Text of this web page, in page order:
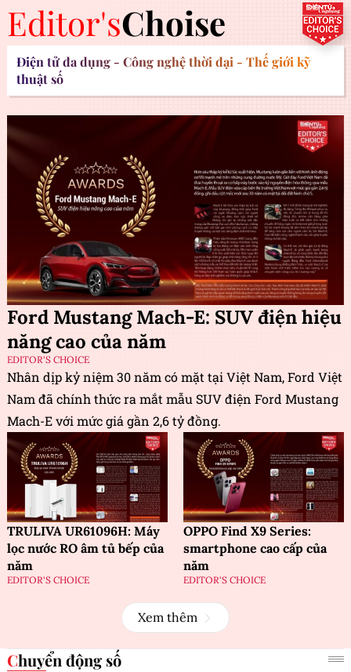
Editor'sChoise
Điện tử đa dụng - Công nghệ thời đại - Thế giới kỹ
thuật số
Ford Mustang Mach-E: SUV điện hiệu
năng cao của năm
EDITOR'S CHOICE
Nhân dịp kỷ niệm 30 năm có mặt tại Việt Nam, Ford Việt
Nam đã chính thức ra mắt mẫu SUV điện Ford Mustang
Mach-E với mức giá gần 2,6 tỷ đồng.
TRULIVA UR61096H: Máy
lọc nước RO âm tủ bếp của
năm
EDITOR'S CHOICE
OPPO Find X9 Series:
smartphone cao cấp của
năm
EDITOR'S CHOICE
Xem thêm
Chuyển động số